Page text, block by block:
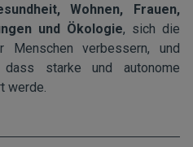
Wohnen, Frauen,
und Ökologie, sich die
Menschen verbessern, und
starke und autonome
werde.